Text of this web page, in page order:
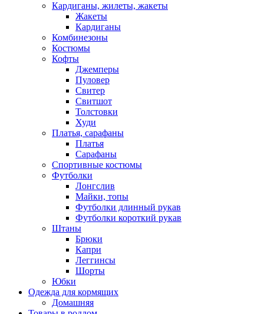
Кардиганы, жилеты, жакеты
Жакеты
Кардиганы
Комбинезоны
Костюмы
Кофты
Джемперы
Пуловер
Свитер
Свитшот
Толстовки
Худи
Платья, сарафаны
Платья
Сарафаны
Спортивные костюмы
Футболки
Лонгслив
Майки, топы
Футболки длинный рукав
Футболки короткий рукав
Штаны
Брюки
Капри
Леггинсы
Шорты
Юбки
Одежда для кормящих
Домашняя